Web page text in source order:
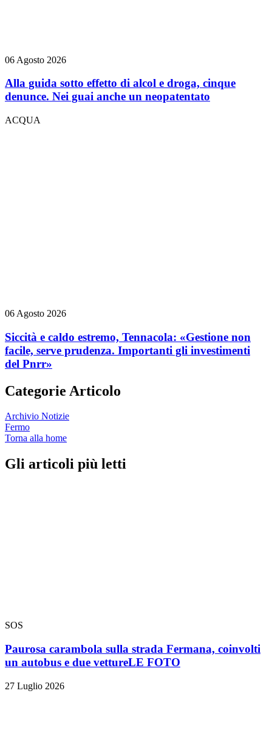
06 Agosto 2026
Alla guida sotto effetto di alcol e droga, cinque
denunce. Nei guai anche un neopatentato
ACQUA
06 Agosto 2026
Siccità e caldo estremo, Tennacola: «Gestione non
facile, serve prudenza. Importanti gli investimenti
del Pnrr»
Categorie Articolo
Archivio Notizie
Fermo
Torna alla home
Gli articoli più letti
SOS
Paurosa carambola sulla strada Fermana, coinvolti
un autobus e due vettureLE FOTO
27 Luglio 2026